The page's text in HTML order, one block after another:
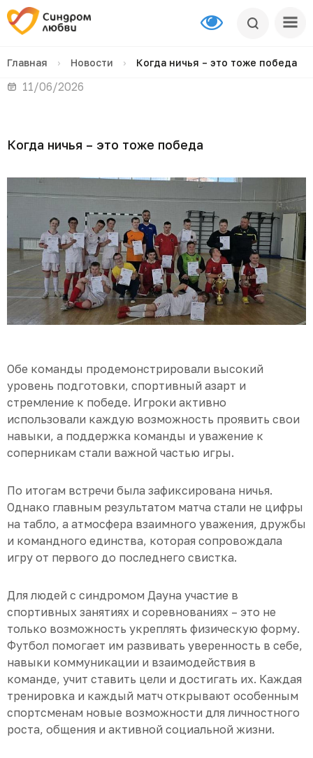
Главная › Новости › Когда ничья – это тоже победа
11/06/2026
Когда ничья – это тоже победа
Обе команды продемонстрировали высокий
уровень подготовки, спортивный азарт и
стремление к победе. Игроки активно
использовали каждую возможность проявить свои
навыки, а поддержка команды и уважение к
соперникам стали важной частью игры.
По итогам встречи была зафиксирована ничья.
Однако главным результатом матча стали не цифры
на табло, а атмосфера взаимного уважения, дружбы
и командного единства, которая сопровождала
игру от первого до последнего свистка.
Для людей с синдромом Дауна участие в
спортивных занятиях и соревнованиях – это не
только возможность укреплять физическую форму.
Футбол помогает им развивать уверенность в себе,
навыки коммуникации и взаимодействия в
команде, учит ставить цели и достигать их. Каждая
тренировка и каждый матч открывают особенным
спортсменам новые возможности для личностного
роста, общения и активной социальной жизни.